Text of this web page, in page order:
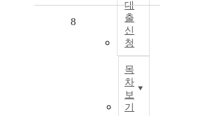
대
출
신
청
목
차
보
기
8